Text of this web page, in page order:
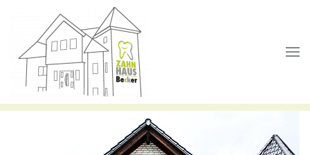
Skip to main content